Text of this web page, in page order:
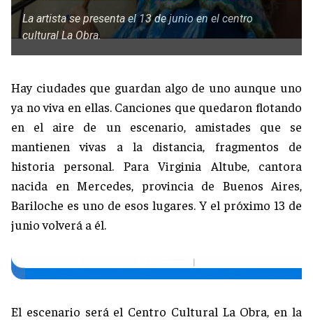
La artista se presenta el 13 de junio en el centro
cultural La Obra.
Hay ciudades que guardan algo de uno aunque uno
ya no viva en ellas. Canciones que quedaron flotando
en el aire de un escenario, amistades que se
mantienen vivas a la distancia, fragmentos de
historia personal. Para Virginia Altube, cantora
nacida en Mercedes, provincia de Buenos Aires,
Bariloche es uno de esos lugares. Y el próximo 13 de
junio volverá a él.
El escenario será el Centro Cultural La Obra, en la